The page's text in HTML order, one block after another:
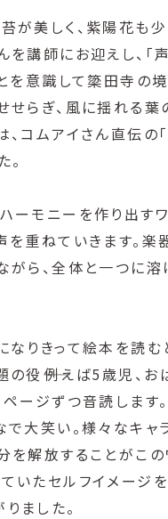
が美しく、紫陽花も
講師にお迎えし、「
を意識して簗田寺の
せらぎ、風に揺れる
コムアイさん直伝の
ーモニーを作り出すワ
を重ねていきます。
がら、全体と一つに
なりきって絵本を読
役――例えば5歳児、
ージずつ音読します
で大笑い。様々なキ
を解放することがこの
いたセルフイメージを
ました。